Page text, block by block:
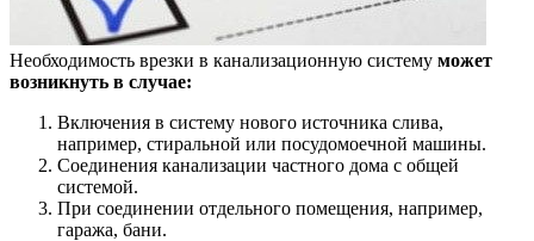
Необходимость врезки в канализационную систему может
возникнуть в случае:
Включения в систему нового источника слива,
например, стиральной или посудомоечной машины.
Соединения канализации частного дома с общей
системой.
При соединении отдельного помещения, например,
гаража, бани.